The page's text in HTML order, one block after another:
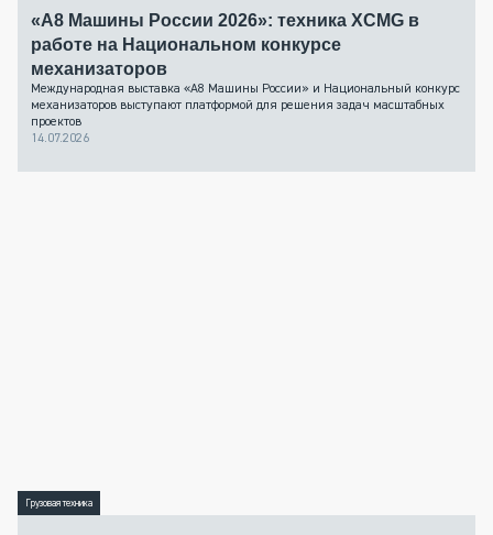
«А8 Машины России 2026»: техника XCMG в
работе на Национальном конкурсе
механизаторов
Международная выставка «А8 Машины России» и Национальный конкурс
механизаторов выступают платформой для решения задач масштабных
проектов
14.07.2026
Грузовая техника